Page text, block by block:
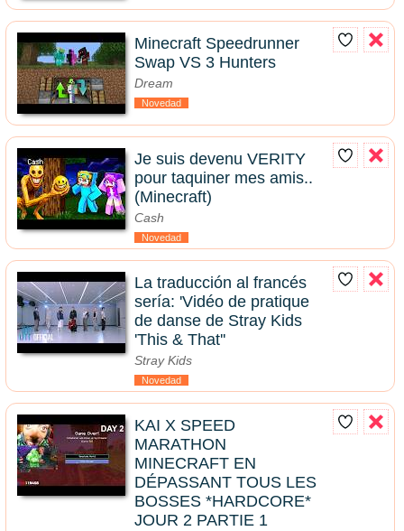
Minecraft Speedrunner
Swap VS 3 Hunters
Dream
Novedad
Je suis devenu VERITY
pour taquiner mes amis..
(Minecraft)
Cash
Novedad
La traducción al francés
sería: 'Vidéo de pratique
de danse de Stray Kids
'This & That''
Stray Kids
Novedad
KAI X SPEED
MARATHON
MINECRAFT EN
DÉPASSANT TOUS LES
BOSSES *HARDCORE*
JOUR 2 PARTIE 1